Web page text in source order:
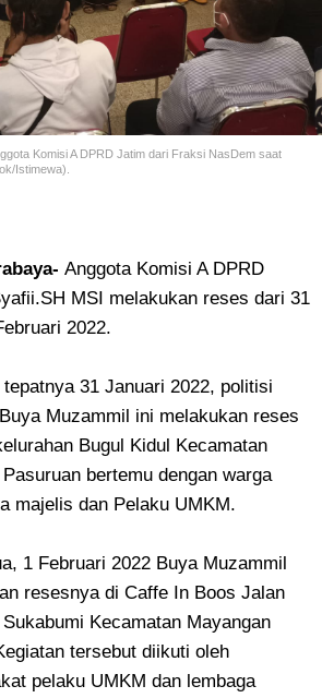
Komisi A DPRD Jatim dari Fraksi NasDem saat
Istimewa).
Anggota Komisi A DPRD
MSI melakukan reses dari 31
2022.
31 Januari 2022, politisi
Muzammil ini melakukan reses
Bugul Kidul Kecamatan
bertemu dengan warga
majelis dan Pelaku UMKM.
1 Februari 2022 Buya Muzammil
resesnya di Caffe In Boos Jalan
Kecamatan Mayangan
tersebut diikuti oleh
pelaku UMKM dan lembaga